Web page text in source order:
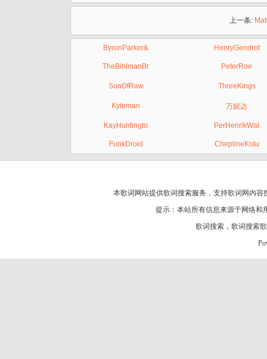
上一条:
ByronParker& HenryGendrot
TheBihlmanBr PeterRoe
SonOfRaw ThreeKings
Kyteman 万妮达
KayHuntingto PerHenrikWal
FunkDroid CheplineKotu
本歌词网站提供歌词搜索服务，支持歌词网 内容
提示：本站所有信息来源于网络
歌词搜索 ， 歌词搜索